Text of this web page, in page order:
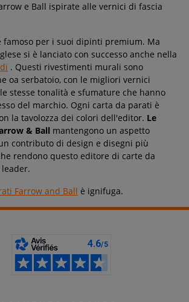
e Ball ispirate alle vernici di fascia
famoso per i suoi dipinti premium. Ma
si è lanciato con successo anche nella
. Questi rivestimenti murali sono
oa serbatoio, con le migliori vernici
stesse tonalità e sfumature che hanno
del marchio. Ogni carta da parati è
la tavolozza dei colori dell'editor. Le
& Ball mantengono un aspetto
contributo di design e disegni più
rendono questo editore di carte da
Farrow and Ball è ignifuga.